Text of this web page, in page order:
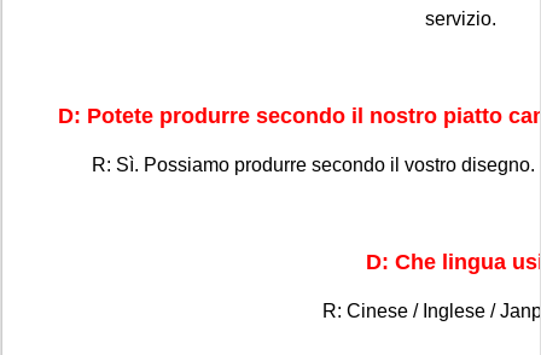
servizio.
D: Potete produrre secondo il nostro piatto
R: Sì. Possiamo produrre secondo il vostro
D: Che lingua
R: Cinese / Inglese /